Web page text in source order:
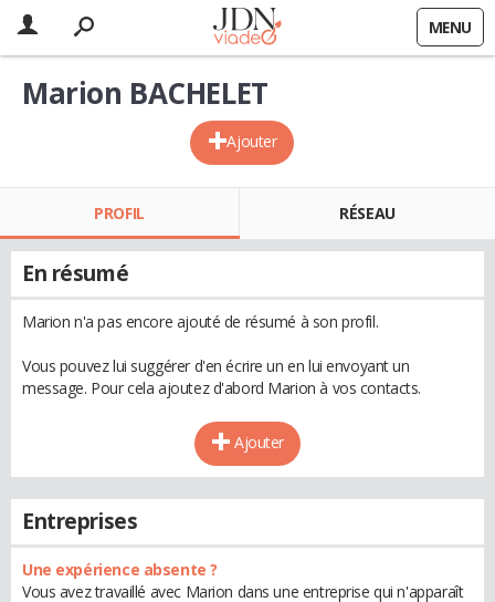
MENU
Ajouter
Marion BACHELET
PROFIL RÉSEAU
En résumé
Marion n'a pas encore ajouté de résumé à son profil.
Vous pouvez lui suggérer d'en écrire un en lui envoyant un
message. Pour cela ajoutez d'abord Marion à vos contacts.
Ajouter
Entreprises
Une expérience absente ?
Vous avez travaillé avec Marion dans une entreprise qui n'apparaît